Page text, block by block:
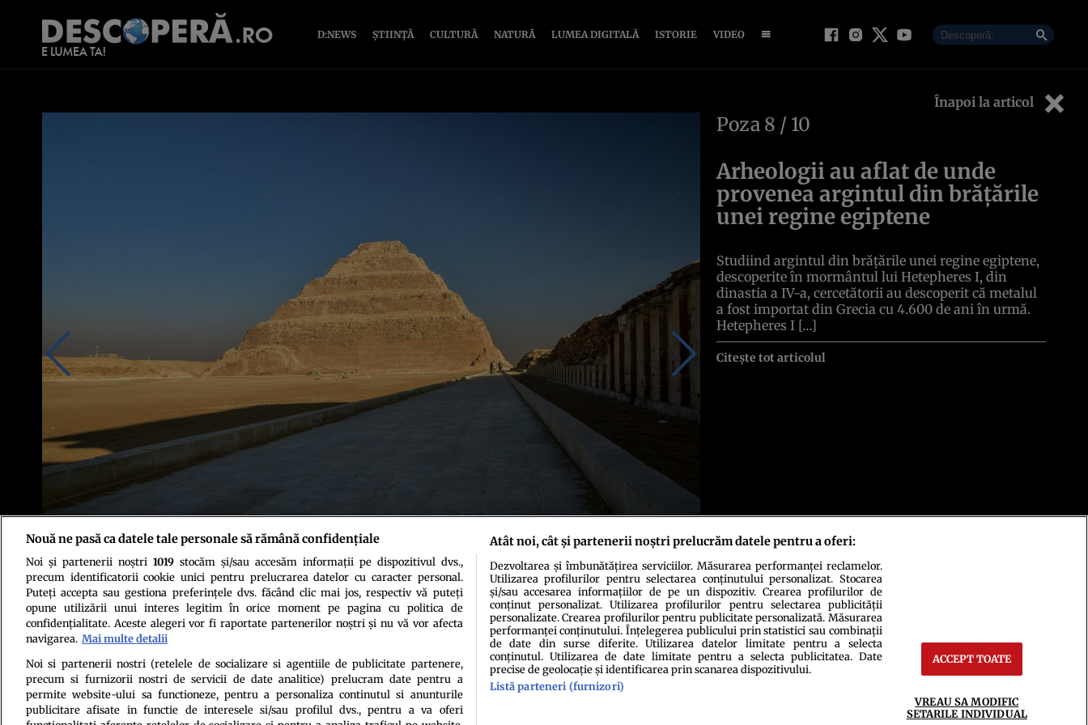
D:NEWS ȘTIINȚĂ CULTURĂ NATURĂ LUMEA DIGITALĂ ISTORIE VIDEO
Înapoi la articol
Foto: Shutterstock
Poza 8 / 10
Arheologii au aflat de unde
provenea argintul din brățările
unei regine egiptene
Studiind argintul din brățările unei regine egiptene,
descoperite în mormântul lui Hetepheres I, din
dinastia a IV-a, cercetătorii au descoperit că metalul
a fost importat din Grecia cu 4.600 de ani în urmă.
Hetepheres I […]
Citește tot articolul
Politica de confidenţialitatePolitica de cookiesTermeni şi condiţiiEchipa redacțională
Nouă ne pasă ca datele tale personale să rămână confidențiale
Noi și partenerii noștri 1019stocăm și/sau accesăm informații pe dispozitivul dvs.,
precum identificatorii cookie unici pentru prelucrarea datelor cu caracter personal.
Puteți accepta sau gestiona preferințele dvs. făcând clic mai jos, respectiv vă puteți
opune utilizării unui interes legitim în orice moment pe pagina cu politica de
confidențialitate. Aceste alegeri vor fi raportate partenerilor noștri și nu vă vor afecta
navigarea. Mai multe detalii
Noi si partenerii nostri (retelele de socializare si agentiile de publicitate partenere,
precum si furnizorii nostri de servicii de date analitice) prelucram date pentru a
permite website-ului sa functioneze, pentru a personaliza continutul si anunturile
publicitare afisate in functie de interesele si/sau profilul dvs., pentru a va oferi
Atât noi, cât și partenerii noștri prelucrăm datele pentru a oferi:
Dezvoltarea și îmbunătățirea serviciilor. Măsurarea performanței reclamelor.
Utilizarea profilurilor pentru selectarea conținutului personalizat. Stocarea
și/sau accesarea informațiilor de pe un dispozitiv. Crearea profilurilor de
conținut personalizat. Utilizarea profilurilor pentru selectarea publicității
personalizate. Crearea profilurilor pentru publicitate personalizată. Măsurarea
performanței conținutului. Înțelegerea publicului prin statistici sau combinații
de date din surse diferite. Utilizarea datelor limitate pentru a selecta
conținutul. Utilizarea de date limitate pentru a selecta publicitatea. Date
precise de geolocație și identificarea prin scanarea dispozitivului.
Listă parteneri (furnizori)
ACCEPT TOATE
VREAU SA MODIFIC
SETARILE INDIVIDUAL